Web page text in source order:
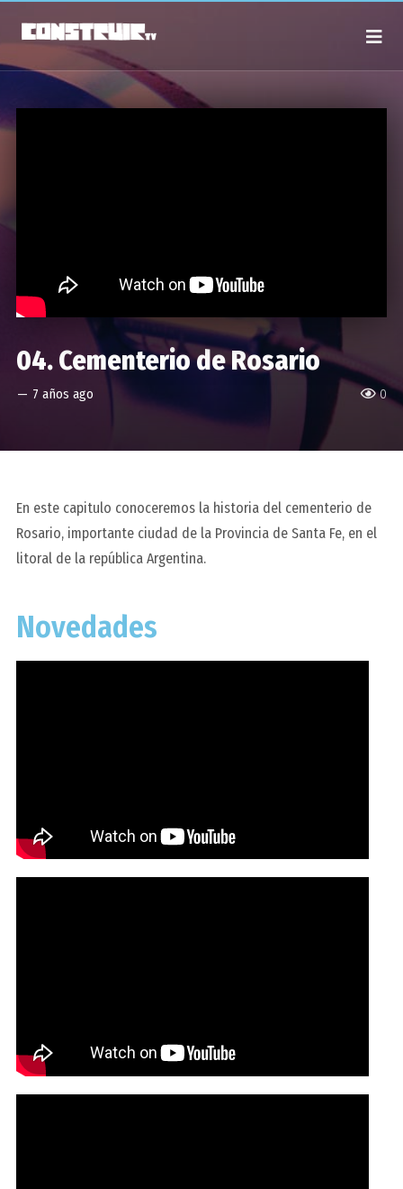
0
04. Cementerio de Rosario
— 7 años ago
En este capitulo conoceremos la historia del cementerio de
Rosario, importante ciudad de la Provincia de Santa Fe, en el
litoral de la república Argentina.
Novedades